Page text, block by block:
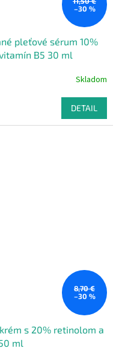
–30 %
pleťové sérum 10%
B5 30 ml
Skladom
DETAIL
8,70 €
–30 %
s 20% retinolom a
ml